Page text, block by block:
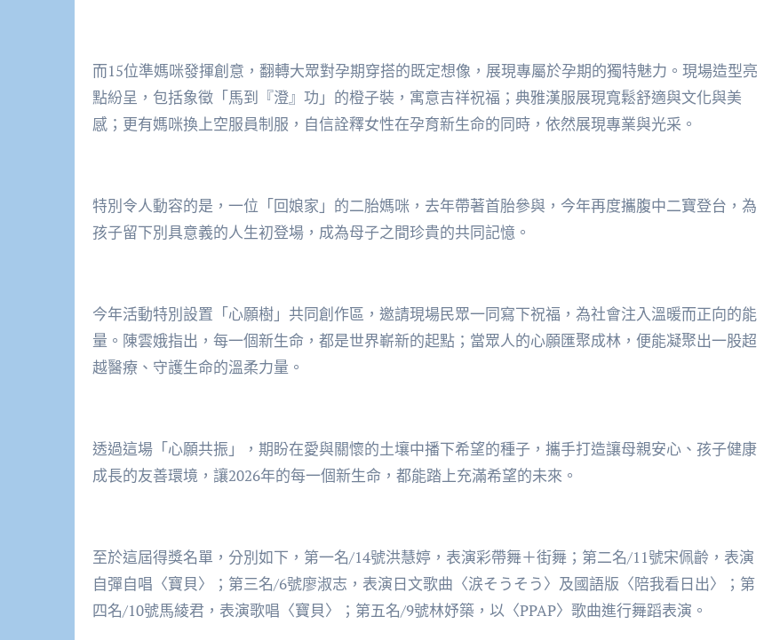
而15位準媽咪發揮創意，翻轉大眾對孕期穿搭的既定想像，展現專屬於孕期的獨特魅力。現場造型亮
點紛呈，包括象徵「馬到『澄』功」的橙子裝，寓意吉祥祝福；典雅漢服展現寬鬆舒適與文化與美
感；更有媽咪換上空服員制服，自信詮釋女性在孕育新生命的同時，依然展現專業與光采。
特別令人動容的是，一位「回娘家」的二胎媽咪，去年帶著首胎參與，今年再度攜腹中二寶登台，為
孩子留下別具意義的人生初登場，成為母子之間珍貴的共同記憶。
今年活動特別設置「心願樹」共同創作區，邀請現場民眾一同寫下祝福，為社會注入溫暖而正向的能
量。陳雲娥指出，每一個新生命，都是世界嶄新的起點；當眾人的心願匯聚成林，便能凝聚出一股超
越醫療、守護生命的溫柔力量。
透過這場「心願共振」，期盼在愛與關懷的土壤中播下希望的種子，攜手打造讓母親安心、孩子健康
成長的友善環境，讓2026年的每一個新生命，都能踏上充滿希望的未來。
至於這屆得獎名單，分別如下，第一名/14號洪慧婷，表演彩帶舞＋街舞；第二名/11號宋佩齡，表演
自彈自唱〈寶貝〉；第三名/6號廖淑志，表演日文歌曲〈涙そうそう〉及國語版〈陪我看日出〉；第
四名/10號馬綾君，表演歌唱〈寶貝〉；第五名/9號林妤築，以〈PPAP〉歌曲進行舞蹈表演。